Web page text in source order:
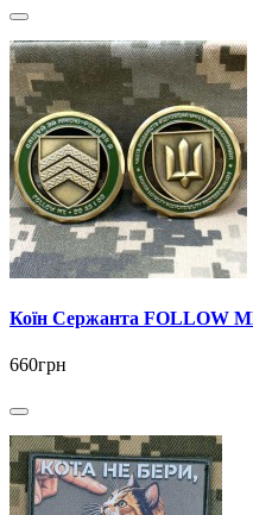
Коїн Сержанта FOLLOW
660грн